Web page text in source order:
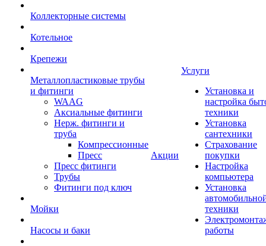
Коллекторные системы
Котельное
Крепежи
Металлопластиковые трубы
и фитинги
WAAG
Аксиальные фитинги
Нерж. фитинги и
труба
Компрессионные
Пресс
Пресс фитинги
Трубы
Фитинги под ключ
Мойки
Насосы и баки
Акции
Услуги
Установка и
настройка
техники
Установка
сантехники
Страхование
покупки
Настройка
компьютера
Установка
техники
работы